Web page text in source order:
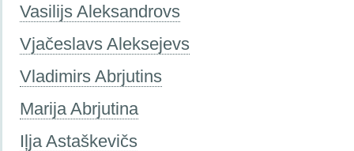
Vasilijs Aleksandrovs
Vjačeslavs Aleksejevs
Vladimirs Abrjutins
Marija Abrjutina
Iļja Astaškevičs